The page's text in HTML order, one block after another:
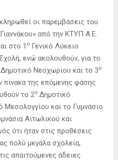
οι παρεμβάσεις του
από την ΚΤΥΠ Α.Ε.
στο 1 ο Γενικό Λύκειο
ενώ ακολουθούν, για το
Δημοτικό Νεοχωρίου και το 3ο
πίνακα της επόμενης φάσης
το 2ο Δημοτικό
Μεσολογγίου και το Γυμνάσιο
Αιτωλικού και
ότι ήταν στις προθέσεις
πολύ μεγάλα σχολεία,
απαιτούμενες άδειες.